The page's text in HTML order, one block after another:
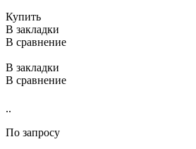
Купить
В закладки
В сравнение
В закладки
В сравнение
..
По запросу